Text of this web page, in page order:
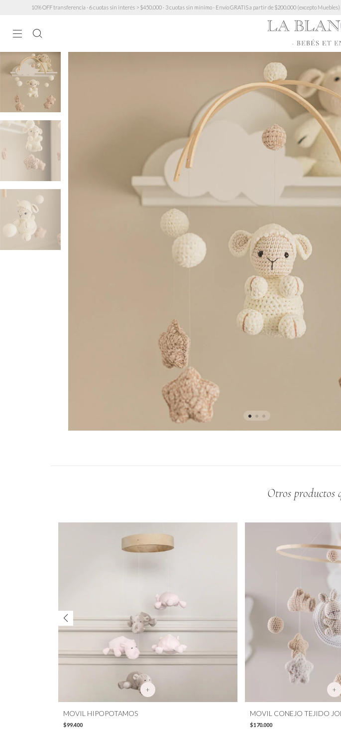
OFF transferencia · 6 cuotas sin interés > $450.000 · 3 cuotas sin mínimo · Envío GRATIS a partir de $200.000 (excepto Muebles) 10%
Otros productos
+
MOVIL HIPOPOTAMOS
$99.400
+
MOVIL CONEJO TEJIDO
$170.000